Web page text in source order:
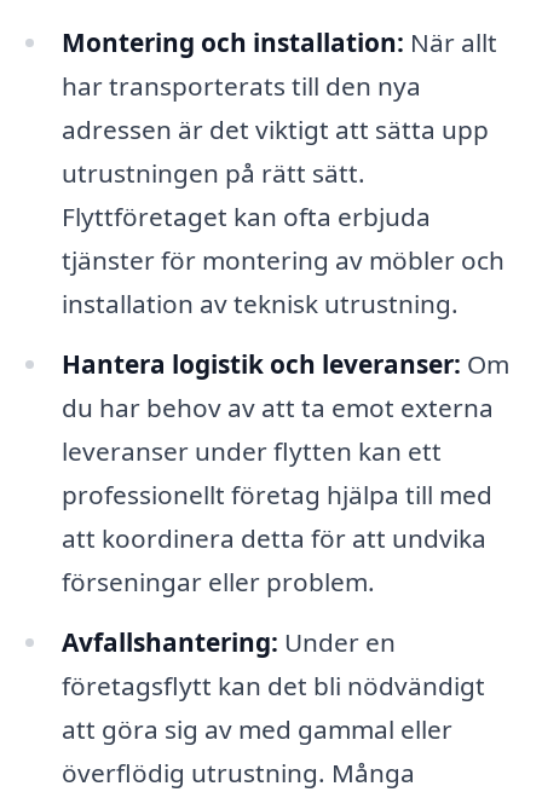
Montering och installation: När allt
har transporterats till den nya
adressen är det viktigt att sätta upp
utrustningen på rätt sätt.
Flyttföretaget kan ofta erbjuda
tjänster för montering av möbler och
installation av teknisk utrustning.
Hantera logistik och leveranser: Om
du har behov av att ta emot externa
leveranser under flytten kan ett
professionellt företag hjälpa till med
att koordinera detta för att undvika
förseningar eller problem.
Avfallshantering: Under en
företagsflytt kan det bli nödvändigt
att göra sig av med gammal eller
överflödig utrustning. Många